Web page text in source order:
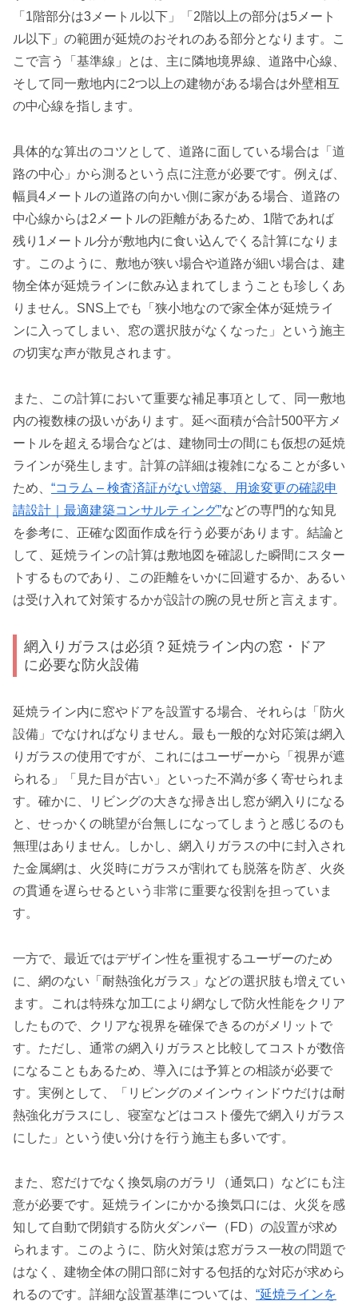
「1階部分は3メートル以下」「2階以上の部分は5メート
ル以下」の範囲が延焼のおそれのある部分となります。こ
こで言う「基準線」とは、主に隣地境界線、道路中心線、
そして同一敷地内に2つ以上の建物がある場合は外壁相互
の中心線を指します。
具体的な算出のコツとして、道路に面している場合は「道
路の中心」から測るという点に注意が必要です。例えば、
幅員4メートルの道路の向かい側に家がある場合、道路の
中心線からは2メートルの距離があるため、1階であれば
残り1メートル分が敷地内に食い込んでくる計算になりま
す。このように、敷地が狭い場合や道路が細い場合は、建
物全体が延焼ラインに飲み込まれてしまうことも珍しくあ
りません。SNS上でも「狭小地なので家全体が延焼ライ
ンに入ってしまい、窓の選択肢がなくなった」という施主
の切実な声が散見されます。
また、この計算において重要な補足事項として、同一敷地
内の複数棟の扱いがあります。延べ面積が合計500平方メ
ートルを超える場合などは、建物同士の間にも仮想の延焼
ラインが発生します。計算の詳細は複雑になることが多い
ため、 “コラム – 検査済証がない増築、用途変更の確認申
請設計｜最適建築コンサルティング”などの専門的な知見
を参考に、正確な図面作成を行う必要があります。結論と
して、延焼ラインの計算は敷地図を確認した瞬間にスター
トするものであり、この距離をいかに回避するか、あるい
は受け入れて対策するかが設計の腕の見せ所と言えます。
網入りガラスは必須？延焼ライン内の窓・ドア
に必要な防火設備
延焼ライン内に窓やドアを設置する場合、それらは「防火
設備」でなければなりません。最も一般的な対応策は網入
りガラスの使用ですが、これにはユーザーから「視界が遮
られる」「見た目が古い」といった不満が多く寄せられま
す。確かに、リビングの大きな掃き出し窓が網入りになる
と、せっかくの眺望が台無しになってしまうと感じるのも
無理はありません。しかし、網入りガラスの中に封入され
た金属網は、火災時にガラスが割れても脱落を防ぎ、火炎
の貫通を遅らせるという非常に重要な役割を担っていま
す。
一方で、最近ではデザイン性を重視するユーザーのため
に、網のない「耐熱強化ガラス」などの選択肢も増えてい
ます。これは特殊な加工により網なしで防火性能をクリア
したもので、クリアな視界を確保できるのがメリットで
す。ただし、通常の網入りガラスと比較してコストが数倍
になることもあるため、導入には予算との相談が必要で
す。実例として、「リビングのメインウィンドウだけは耐
熱強化ガラスにし、寝室などはコスト優先で網入りガラス
にした」という使い分けを行う施主も多いです。
また、窓だけでなく換気扇のガラリ（通気口）などにも注
意が必要です。延焼ラインにかかる換気口には、火災を感
知して自動で閉鎖する防火ダンパー（FD）の設置が求め
られます。このように、防火対策は窓ガラス一枚の問題で
はなく、建物全体の開口部に対する包括的な対応が求めら
れるのです。詳細な設置基準については、 “延焼ラインを